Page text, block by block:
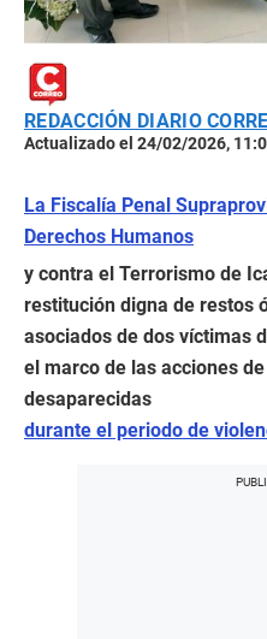
REDACCIÓN DIARIO
Actualizado el 24/02/2026,
La Fiscalía Penal
Derechos Humanos
y contra el Terrorismo de
restitución digna de restos
asociados de dos víctimas
el marco de las acciones
desaparecidas
durante el periodo de